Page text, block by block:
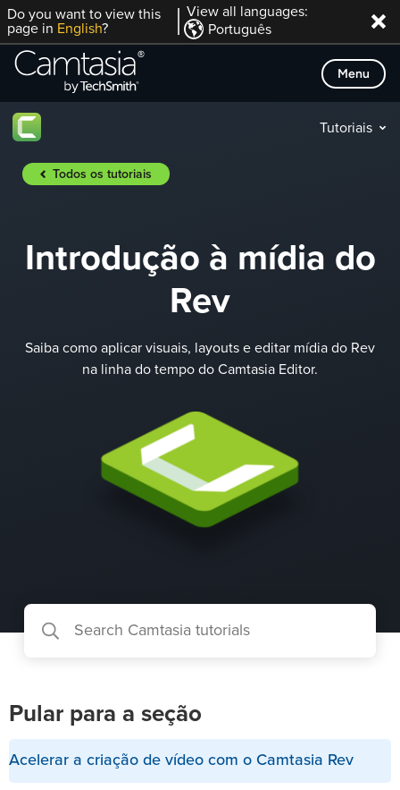
Skip
to
content
Do you want to view this
page in English?
View all languages:
Português
Menu
Tutoriais
Todos os tutoriais
Introdução à mídia do
Rev
Saiba como aplicar visuais, layouts e editar mídia do Rev
na linha do tempo do Camtasia Editor.
Pular para a seção
Acelerar a criação de vídeo com o Camtasia Rev